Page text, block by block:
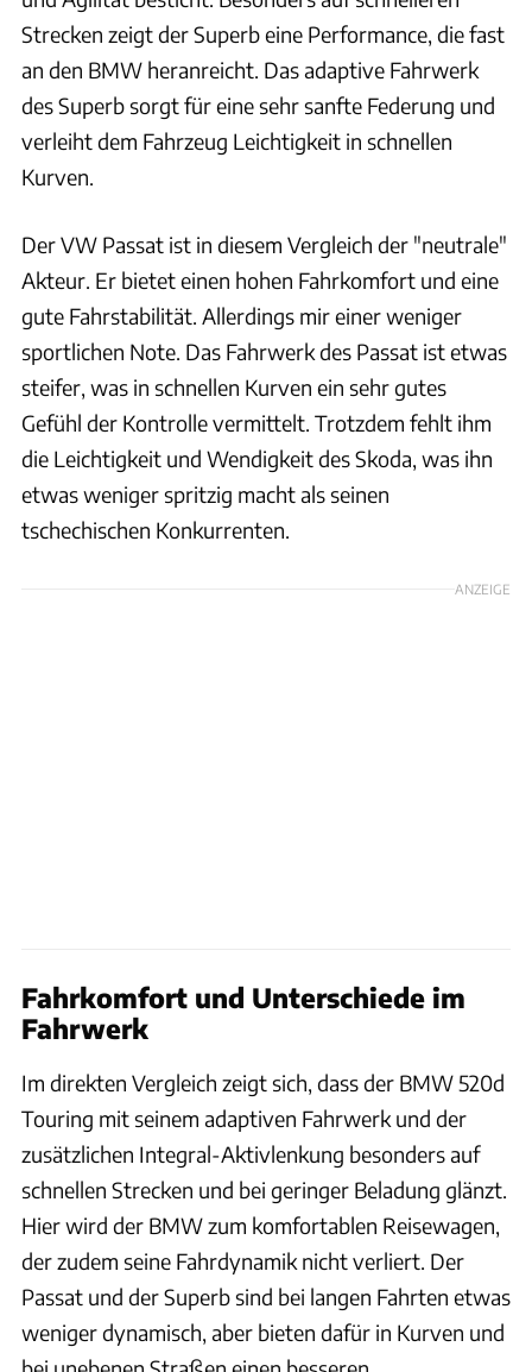
Strecken zeigt der Superb eine Performance, die fast
an den BMW heranreicht. Das adaptive Fahrwerk
des Superb sorgt für eine sehr sanfte Federung und
verleiht dem Fahrzeug Leichtigkeit in schnellen
Kurven.
Der VW Passat ist in diesem Vergleich der "neutrale"
Akteur. Er bietet einen hohen Fahrkomfort und eine
gute Fahrstabilität. Allerdings mir einer weniger
sportlichen Note. Das Fahrwerk des Passat ist etwas
steifer, was in schnellen Kurven ein sehr gutes
Gefühl der Kontrolle vermittelt. Trotzdem fehlt ihm
die Leichtigkeit und Wendigkeit des Skoda, was ihn
etwas weniger spritzig macht als seinen
tschechischen Konkurrenten.
ANZEIGE
Fahrkomfort und Unterschiede im
Fahrwerk
Im direkten Vergleich zeigt sich, dass der BMW 520d
Touring mit seinem adaptiven Fahrwerk und der
zusätzlichen Integral-Aktivlenkung besonders auf
schnellen Strecken und bei geringer Beladung glänzt.
Hier wird der BMW zum komfortablen Reisewagen,
der zudem seine Fahrdynamik nicht verliert. Der
Passat und der Superb sind bei langen Fahrten etwas
weniger dynamisch, aber bieten dafür in Kurven und